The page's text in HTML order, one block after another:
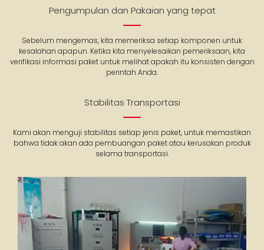
Pengumpulan dan Pakaian yang tepat
Sebelum mengemas, kita memeriksa setiap komponen untuk
kesalahan apapun. Ketika kita menyelesaikan pemeriksaan, kita
verifikasi informasi paket untuk melihat apakah itu konsisten dengan
perintah Anda.
Stabilitas Transportasi
Kami akan menguji stabilitas setiap jenis paket, untuk memastikan
bahwa tidak akan ada pembuangan paket atau kerusakan produk
selama transportasi.